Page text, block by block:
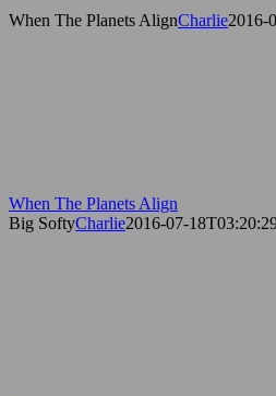
When The Planets AlignCharlie2016-
When The Planets Align
Big SoftyCharlie2016-07-